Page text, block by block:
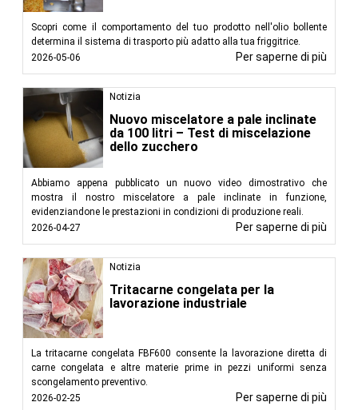
Scopri come il comportamento del tuo prodotto nell'olio bollente
determina il sistema di trasporto più adatto alla tua friggitrice.
2026-05-06
Per saperne di più
Notizia
Nuovo miscelatore a pale inclinate
da 100 litri – Test di miscelazione
dello zucchero
Abbiamo appena pubblicato un nuovo video dimostrativo che
mostra il nostro miscelatore a pale inclinate in funzione,
evidenziandone le prestazioni in condizioni di produzione reali.
2026-04-27
Per saperne di più
Notizia
Tritacarne congelata per la
lavorazione industriale
La tritacarne congelata FBF600 consente la lavorazione diretta di
carne congelata e altre materie prime in pezzi uniformi senza
scongelamento preventivo.
2026-02-25
Per saperne di più